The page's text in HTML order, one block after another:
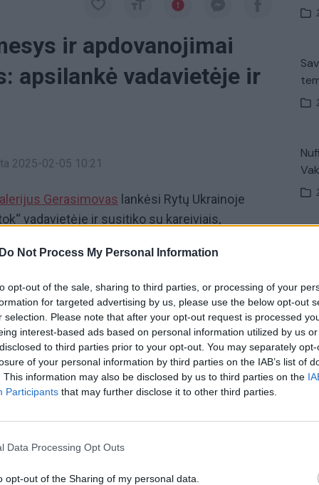
Do Not Process My Personal Information
opt-out of the sale, sharing to third parties, or processing of your
for targeted advertising by us, please use the below opt-out
selection. Please note that after your opt-out request is processed
interest-based ads based on personal information utilized by us
to third parties prior to your opt-out. You may separately
of your personal information by third parties on the IAB’s list of
This information may also be disclosed by us to third parties on the
Participants that may further disclose it to other third parties.
Data Processing Opt Outs
opt-out of the Sharing of my personal data.
ir apdovanojimai
apsilankė vadavietėje ir
2025-02-05 10:21
Gerasimovas lankėsi Rytų Ukrainoje
vadavietėje ir susitiko su kareiviais,
specialioje karinėje operacijoje Ukrainoje,
Rusijos gynybos ministerija. Ministerijos
matomas kalbantis su kariuomenės
medaliais.
tik Lrytas.TV